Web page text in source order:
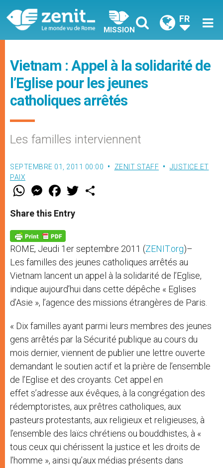
MISSION
FR
Vietnam : Appel à la solidarité de
l’Eglise pour les jeunes
catholiques arrêtés
Les familles interviennent
SEPTEMBRE 01, 2011 00:00 ZENIT STAFF
JUSTICE ET
PAIX
W
t
s
p
p
M
e
s
e
g
e
r
F
a
e
b
o
k
w
Share this Entry
ROME, Jeudi 1er septembre 2011 (ZENIT.org)–
Les familles des jeunes catholiques arrêtés au
Vietnam lancent un appel à la solidarité de l’Eglise,
indique aujourd’hui dans cette dépêche « Eglises
d’Asie », l’agence des missions étrangères de Paris.
« Dix familles ayant parmi leurs membres des jeunes
gens arrêtés par la Sécurité publique au cours du
mois dernier, viennent de publier une lettre ouverte
demandant le soutien actif et la prière de l’ensemble
de l’Eglise et des croyants. Cet appel en
effet s’adresse aux évêques, à la congrégation des
rédemptoristes, aux prêtres catholiques, aux
pasteurs protestants, aux religieux et religieuses, à
l’ensemble des laïcs chrétiens ou bouddhistes, à «
tous ceux qui chérissent la justice et les droits de
l’homme », ainsi qu’aux médias présents dans